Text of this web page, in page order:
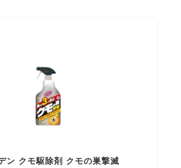
ン クモ駆除剤 クモの巣撃滅